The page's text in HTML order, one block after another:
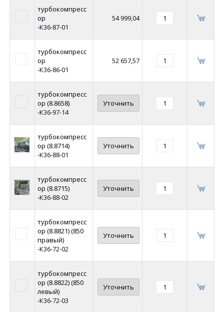
турбокомпресс
ор
-К36-87-01
54 999,04
турбокомпресс
ор
-К36-86-01
52 657,57
турбокомпресс
ор (8.8658)
-К36-97-14
Уточнить
турбокомпресс
ор (8.8714)
-К36-88-01
Уточнить
турбокомпресс
ор (8.8715)
-К36-88-02
Уточнить
турбокомпресс
ор (8.8821) (850
правый)
-К36-72-02
Уточнить
турбокомпресс
ор (8.8822) (850
левый)
-К36-72-03
Уточнить